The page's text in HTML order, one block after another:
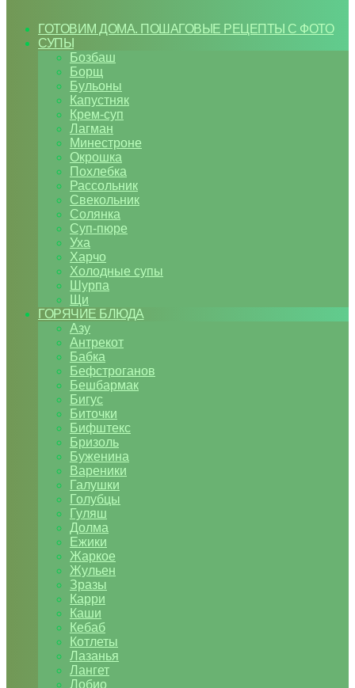
ГОТОВИМ ДОМА. ПОШАГОВЫЕ РЕЦЕПТЫ С ФОТО
СУПЫ
Бозбаш
Борщ
Бульоны
Капустняк
Крем-суп
Лагман
Минестроне
Окрошка
Похлебка
Рассольник
Свекольник
Солянка
Суп-пюре
Уха
Харчо
Холодные супы
Шурпа
Щи
ГОРЯЧИЕ БЛЮДА
Азу
Антрекот
Бабка
Бефстроганов
Бешбармак
Бигус
Биточки
Бифштекс
Бризоль
Буженина
Вареники
Галушки
Голубцы
Гуляш
Долма
Ежики
Жаркое
Жульен
Зразы
Карри
Каши
Кебаб
Котлеты
Лазанья
Лангет
Лобио